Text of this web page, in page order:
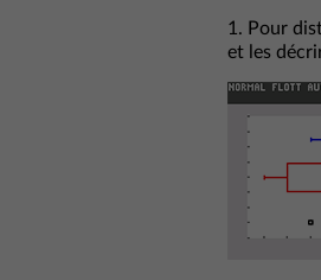
1. Pour
et les